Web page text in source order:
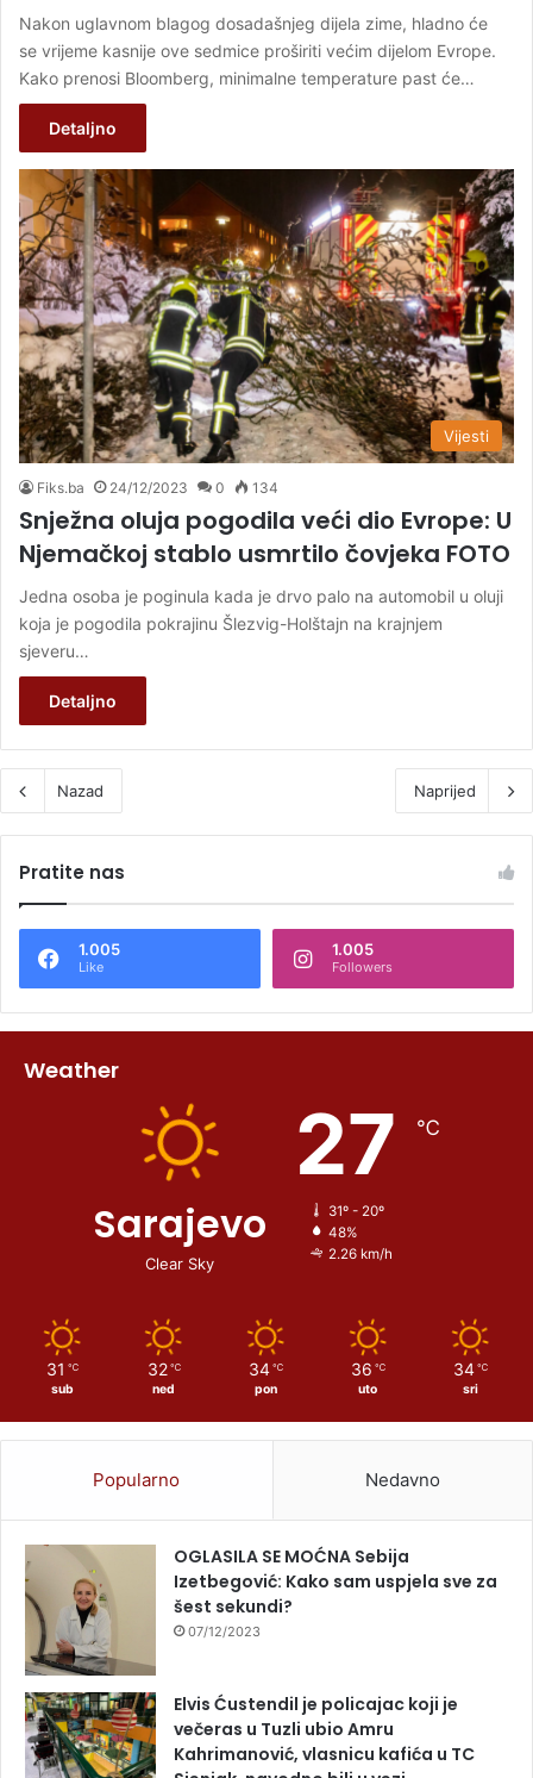
Nakon uglavnom blagog dosadašnjeg dijela zime, hladno će
se vrijeme kasnije ove sedmice proširiti većim dijelom Evrope.
Kako prenosi Bloomberg, minimalne temperature past će…
Detaljno
Vijesti
Fiks.ba 24/12/2023 0 134
Snježna oluja pogodila veći dio Evrope: U
Njemačkoj stablo usmrtilo čovjeka FOTO
Jedna osoba je poginula kada je drvo palo na automobil u oluji
koja je pogodila pokrajinu Šlezvig-Holštajn na krajnjem
sjeveru…
Detaljno
Nazad Naprijed
Pratite nas
1.005
Like
1.005
Followers
Weather
Sarajevo
Clear Sky
27 ℃
31º - 20º
48%
2.26 km/h
31 ℃
sub
32 ℃
ned
34 ℃
pon
36 ℃
uto
34 ℃
sri
Popularno Nedavno
OGLASILA SE MOĆNA Sebija
Izetbegović: Kako sam uspjela sve za
šest sekundi?
07/12/2023
Elvis Ćustendil je policajac koji je
večeras u Tuzli ubio Amru
Kahrimanović, vlasnicu kafića u TC